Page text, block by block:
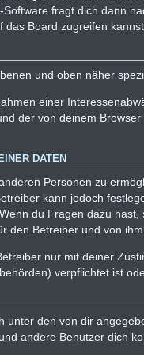
fragt dich dann
Board zugreifen kannst.
und oben näher
einer
der von deinem
DATEN
Personen zu
kann jedoch
du Fragen dazu
den Betreiber und von
nur mit deiner
verpflichtet ist
unter den von dir
andere Benutzer dich